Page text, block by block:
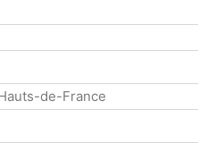
de-France